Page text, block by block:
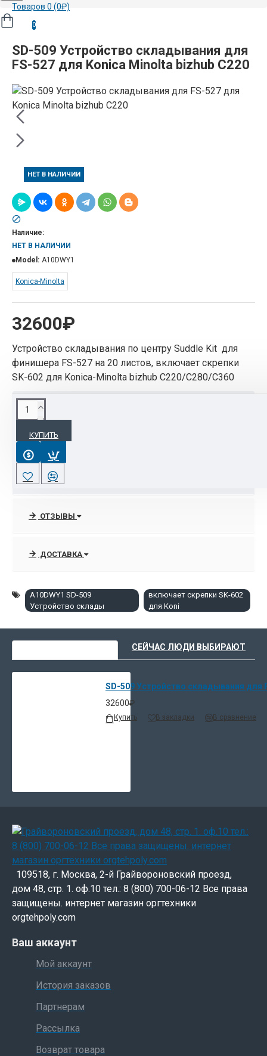
Товаров 0 (0₽)
0
SD-509 Устройство складывания для
FS-527 для Konica Minolta bizhub C220
НЕТ В НАЛИЧИИ
32600₽
Наличие:
НЕТ В НАЛИЧИИ
Model: A10DWY1
Konica-Minolta
Устройство складывания по центру Suddle Kit для
финишера FS-527 на 20 листов, включает скрепки
SK-602 для Konica-Minolta bizhub C220/C280/C360
КУПИТЬ
ХАРАКТЕРИСТИКИ
Основные
Страна производитель
ОТЗЫВЫ
ДОСТАВКА
A10DWY1 SD-509
Устройство склады
включает скрепки SK-602
для Koni
СЕЙЧАС ЛЮДИ ВЫБИРАЮТ
SD-509 Устройство складывания для
32600₽
Купить В закладки В сравнение
109518, г. Москва, 2-й Грайвороновский проезд,
дом 48, стр. 1. оф.10 тел.: 8 (800) 700-06-12 Все права
защищены. интернет магазин оргтехники
orgtehpoly.com
Ваш аккаунт
Мой аккаунт
История заказов
Партнерам
Рассылка
Возврат товара